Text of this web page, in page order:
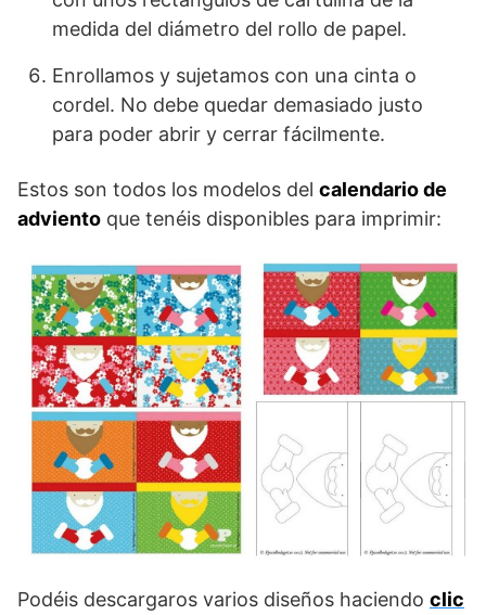
medida del diámetro del rollo de papel.
Enrollamos y sujetamos con una cinta o
cordel. No debe quedar demasiado justo
para poder abrir y cerrar fácilmente.
Estos son todos los modelos del calendario de
adviento que tenéis disponibles para imprimir:
Podéis descargaros varios diseños haciendo clic